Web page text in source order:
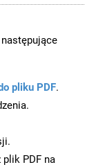
pliku PDF.
PDF na